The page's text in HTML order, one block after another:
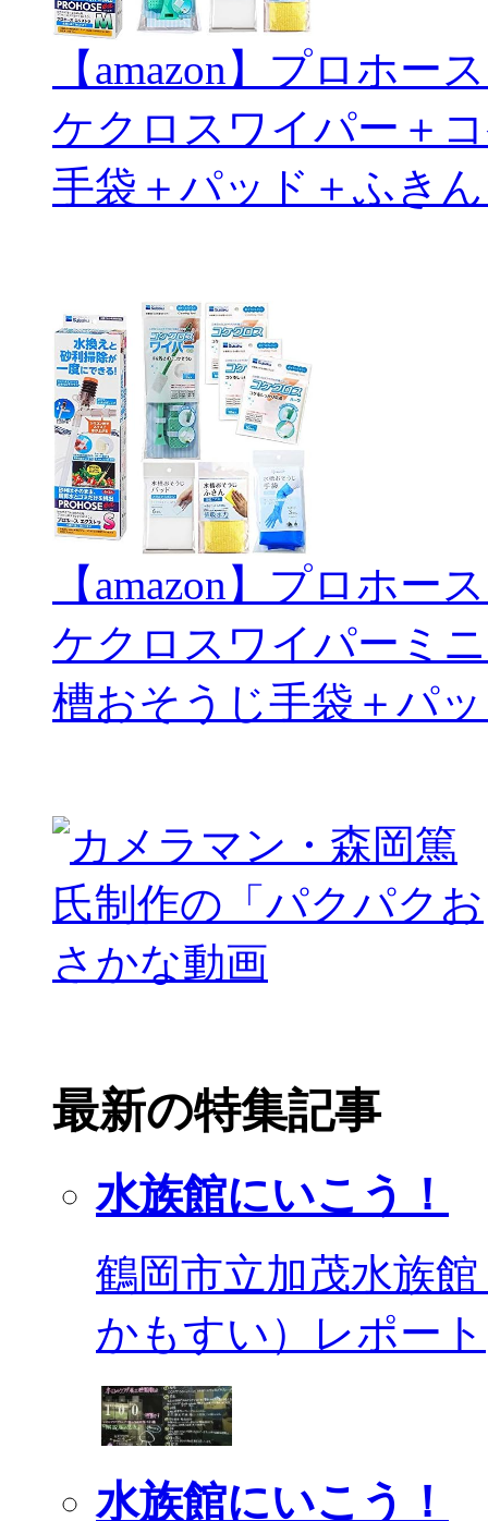
【amazon】プロホ
ケクロスワイパー＋
手袋＋パッド＋ふき
【amazon】プロホー
ケクロスワイパーミ
槽おそうじ手袋＋パ
最新の特集記事
水族館にいこう！
鶴岡市立加茂水族
かもすい）レポート
水族館にいこう！